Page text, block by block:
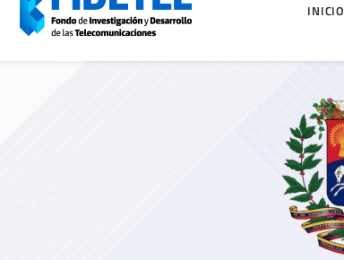
INICIO